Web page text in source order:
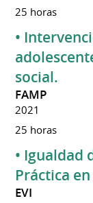
25 horas
•
social.
FAMP
2021
25 horas
• Igualdad
Práctica
EVI